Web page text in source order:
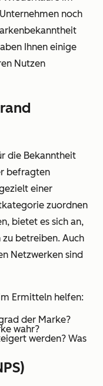
noch
Ihnen einige
Nutzen
die Bekanntheit
befragten
einer
zuordnen
bietet es sich an,
betreiben. Auch
Netzwerken sind
Ermitteln helfen:
der Marke?
wahr?
werden? Was